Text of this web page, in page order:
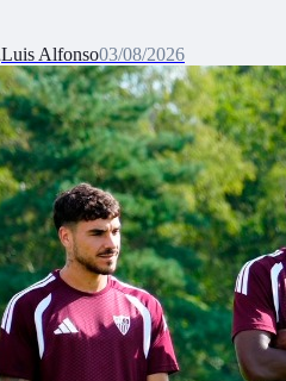
Luis Alfonso03/08/2026